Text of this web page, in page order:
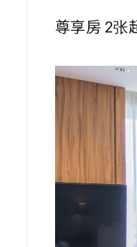
尊享房 2张